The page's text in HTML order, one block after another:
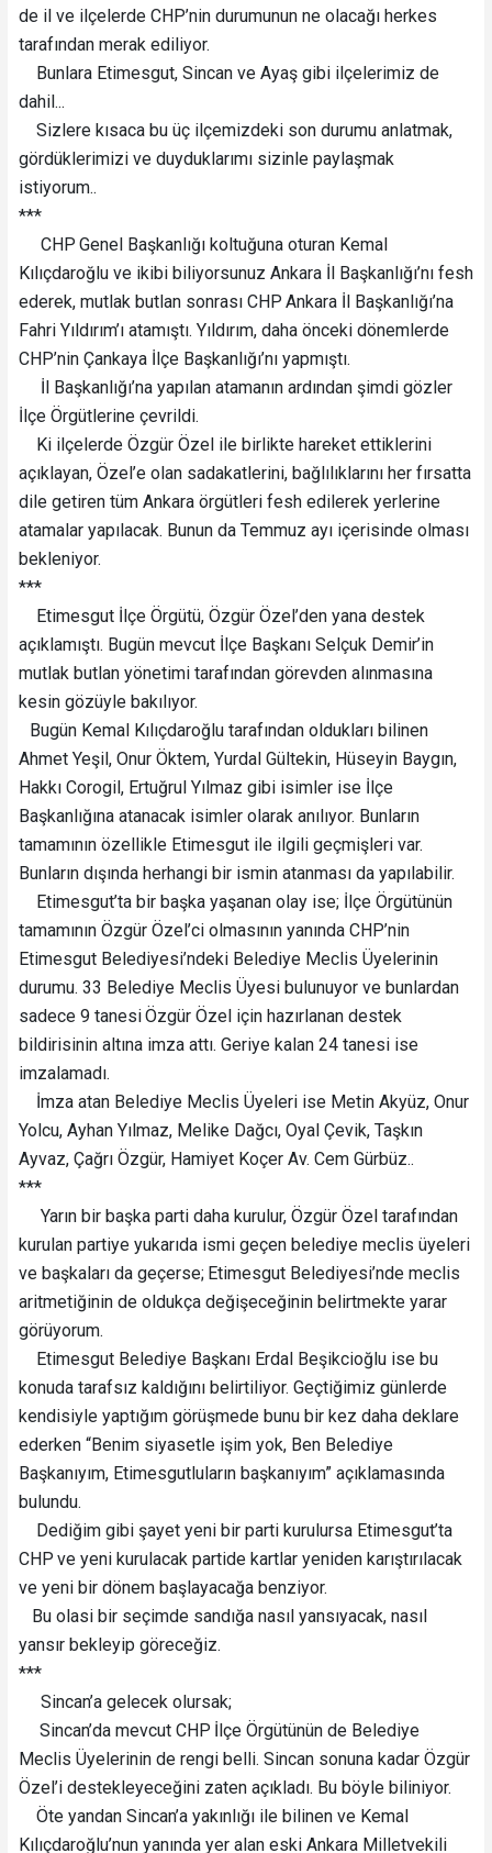
de il ve ilçelerde CHP’nin durumunun ne olacağı herkes
tarafından merak ediliyor.
Bunlara Etimesgut, Sincan ve Ayaş gibi ilçelerimiz de
dahil...
Sizlere kısaca bu üç ilçemizdeki son durumu anlatmak,
gördüklerimizi ve duyduklarımı sizinle paylaşmak
istiyorum..
***
CHP Genel Başkanlığı koltuğuna oturan Kemal
Kılıçdaroğlu ve ikibi biliyorsunuz Ankara İl Başkanlığı’nı fesh
ederek, mutlak butlan sonrası CHP Ankara İl Başkanlığı’na
Fahri Yıldırım’ı atamıştı. Yıldırım, daha önceki dönemlerde
CHP’nin Çankaya İlçe Başkanlığı’nı yapmıştı.
İl Başkanlığı’na yapılan atamanın ardından şimdi gözler
İlçe Örgütlerine çevrildi.
Ki ilçelerde Özgür Özel ile birlikte hareket ettiklerini
açıklayan, Özel’e olan sadakatlerini, bağlılıklarını her fırsatta
dile getiren tüm Ankara örgütleri fesh edilerek yerlerine
atamalar yapılacak. Bunun da Temmuz ayı içerisinde olması
bekleniyor.
***
Etimesgut İlçe Örgütü, Özgür Özel’den yana destek
açıklamıştı. Bugün mevcut İlçe Başkanı Selçuk Demir’in
mutlak butlan yönetimi tarafından görevden alınmasına
kesin gözüyle bakılıyor.
Bugün Kemal Kılıçdaroğlu tarafından oldukları bilinen
Ahmet Yeşil, Onur Öktem, Yurdal Gültekin, Hüseyin Baygın,
Hakkı Corogil, Ertuğrul Yılmaz gibi isimler ise İlçe
Başkanlığına atanacak isimler olarak anılıyor. Bunların
tamamının özellikle Etimesgut ile ilgili geçmişleri var.
Bunların dışında herhangi bir ismin atanması da yapılabilir.
Etimesgut’ta bir başka yaşanan olay ise; İlçe Örgütünün
tamamının Özgür Özel’ci olmasının yanında CHP’nin
Etimesgut Belediyesi’ndeki Belediye Meclis Üyelerinin
durumu. 33 Belediye Meclis Üyesi bulunuyor ve bunlardan
sadece 9 tanesi Özgür Özel için hazırlanan destek
bildirisinin altına imza attı. Geriye kalan 24 tanesi ise
imzalamadı.
İmza atan Belediye Meclis Üyeleri ise Metin Akyüz, Onur
Yolcu, Ayhan Yılmaz, Melike Dağcı, Oyal Çevik, Taşkın
Ayvaz, Çağrı Özgür, Hamiyet Koçer Av. Cem Gürbüz..
***
Yarın bir başka parti daha kurulur, Özgür Özel tarafından
kurulan partiye yukarıda ismi geçen belediye meclis üyeleri
ve başkaları da geçerse; Etimesgut Belediyesi’nde meclis
aritmetiğinin de oldukça değişeceğinin belirtmekte yarar
görüyorum.
Etimesgut Belediye Başkanı Erdal Beşikcioğlu ise bu
konuda tarafsız kaldığını belirtiliyor. Geçtiğimiz günlerde
kendisiyle yaptığım görüşmede bunu bir kez daha deklare
ederken “Benim siyasetle işim yok, Ben Belediye
Başkanıyım, Etimesgutluların başkanıyım” açıklamasında
bulundu.
Dediğim gibi şayet yeni bir parti kurulursa Etimesgut’ta
CHP ve yeni kurulacak partide kartlar yeniden karıştırılacak
ve yeni bir dönem başlayacağa benziyor.
Bu olasi bir seçimde sandığa nasıl yansıyacak, nasıl
yansır bekleyip göreceğiz.
***
Sincan’a gelecek olursak;
Sincan’da mevcut CHP İlçe Örgütünün de Belediye
Meclis Üyelerinin de rengi belli. Sincan sonuna kadar Özgür
Özel’i destekleyeceğini zaten açıkladı. Bu böyle biliniyor.
Öte yandan Sincan’a yakınlığı ile bilinen ve Kemal
Kılıçdaroğlu’nun yanında yer alan eski Ankara Milletvekili